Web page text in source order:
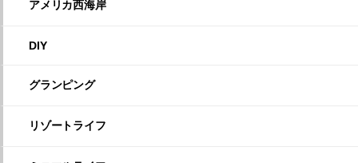
アメリカ西海岸
DIY
グランピング
リゾートライフ